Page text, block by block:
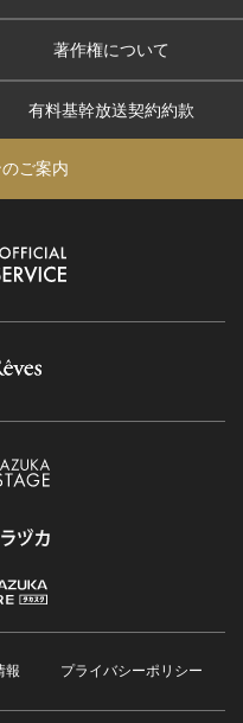
著作権について
有料基幹放送契約約款
ご案内
報 プライバシーポリシー